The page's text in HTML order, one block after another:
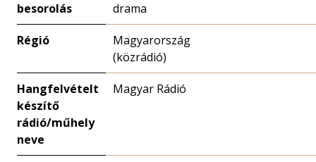
besorolás
drama
Régió
Magyarország
(közrádió)
Hangfelvételt
készítő
rádió/műhely
neve
Magyar Rádió